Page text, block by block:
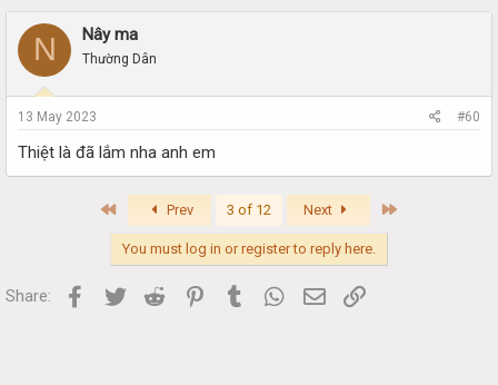
N Nây ma
Thường Dân
13 May 2023 #60
Thiệt là đã lắm nha anh em
Prev 3 of 12 Next
You must log in or register to reply here.
Share: Facebook
Twitter Reddit PinterestTumblr WhatsApp
Email